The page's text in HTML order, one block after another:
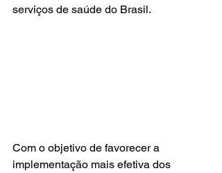
serviços de saúde do Brasil.
Com o objetivo de favorecer a
implementação mais efetiva dos